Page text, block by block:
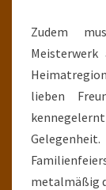
Zudem
lieben
metalmäßig